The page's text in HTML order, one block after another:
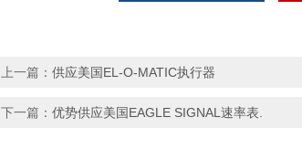
上一篇： 供应美国EL-O-MATIC执行器
下一篇： 优势供应美国EAGLE SIGNAL速率表.